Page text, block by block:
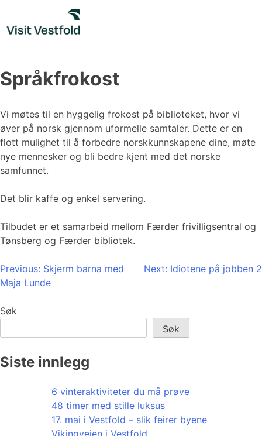
content
Språkfrokost
Vi møtes til en hyggelig frokost på biblioteket, hvor vi
øver på norsk gjennom uformelle samtaler. Dette er en
flott mulighet til å forbedre norskkunnskapene dine, møte
nye mennesker og bli bedre kjent med det norske
samfunnet.
Det blir kaffe og enkel servering.
Tilbudet er et samarbeid mellom Færder frivilligsentral og
Tønsberg og Færder bibliotek.
Innleggsnavigasjon
Previous: Skjerm barna med
Maja Lunde
Next: Idiotene på jobben 2
Søk
Søk
Siste innlegg
6 vinteraktiviteter du må prøve
48 timer med stille luksus
17. mai i Vestfold – slik feirer byene